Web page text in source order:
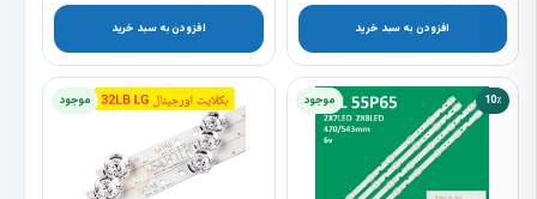
افزودن به سبد خرید افزودن به سبد خرید
10٪ موجود موجود